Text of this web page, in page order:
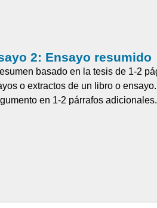
2: Ensayo resumido
basado en la tesis de 1-2
o extractos de un libro o
en 1-2 párrafos adicionales.